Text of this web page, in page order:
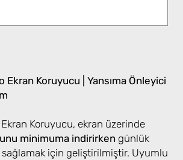
Koruyucu | Yansıma Önleyici
Koruyucu, ekran üzerinde
minimuma indirirken günlük
için geliştirilmiştir. Uyumlu